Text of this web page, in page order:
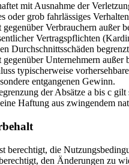
mit Ausnahme der
oder grob fahrlässiges
Verbrauchern außer
Vertragspflichten
Durchschnittsschäden
Unternehmern außer
typischerweise
entgangenen Gewinn.
der Absätze a bis c
Haftung aus zwingendem
berechtigt, die
den Änderungen zu